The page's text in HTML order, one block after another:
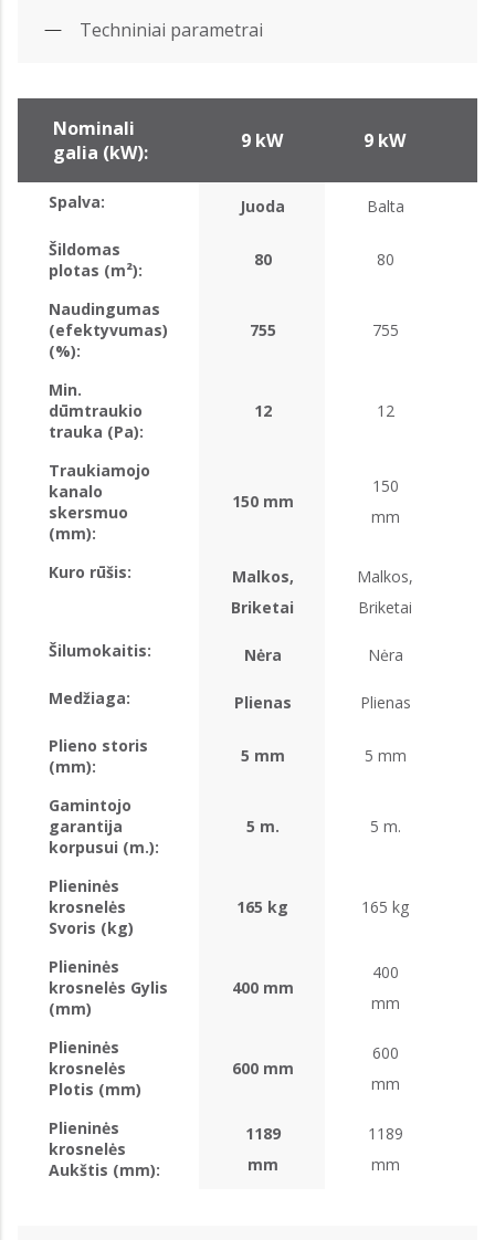
Techniniai parametrai
Nominali
galia (kW):
9 kW 9 kW
Spalva: Juoda Balta
Šildomas
plotas (m²):
80 80
Naudingumas
(efektyvumas)
(%):
755 755
Min.
dūmtraukio
trauka (Pa):
12 12
Traukiamojo
kanalo
skersmuo
(mm):
150 mm
150
mm
Kuro rūšis:
Malkos,
Briketai
Malkos,
Briketai
Šilumokaitis: Nėra Nėra
Medžiaga: Plienas Plienas
Plieno storis
(mm):
5 mm 5 mm
Gamintojo
garantija
korpusui (m.):
5 m. 5 m.
Plieninės
krosnelės
Svoris (kg)
165 kg 165 kg
Plieninės
krosnelės Gylis
(mm)
400 mm
400
mm
Plieninės
krosnelės
Plotis (mm)
600 mm
600
mm
Plieninės
krosnelės
Aukštis (mm):
1189
mm
1189
mm